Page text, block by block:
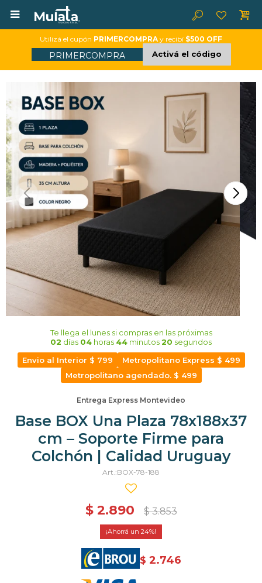

Utilizá el cupón PRIMERCOMPRA y recibí $500 OFF
PRIMERCOMPRA Activá el código
Te llega el lunessi compras en las próximas
02 días 04 horas 44 minutos20 segundos
Envio al Interior $ 799
Metropolitano Express $ 499
Metropolitano agendado. $ 499
Entrega Express Montevideo
Base BOX Una Plaza 78x188x37
cm – Soporte Firme para
Colchón | Calidad Uruguay
BOX-78-188
$ 2.890 $ 3.853
24
$ 2.746